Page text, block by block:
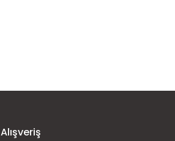
Alışveriş